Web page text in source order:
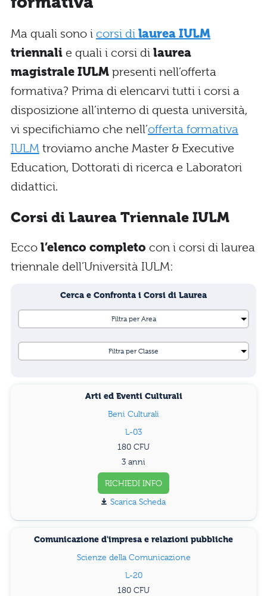
Ma quali sono i corsi di laureaIULM
triennali e quali i corsi di laurea
magistrale IULM presenti nell’offerta
formativa? Prima di elencarvi tutti i corsi a
disposizione all’interno di questa università,
vi specifichiamo che nell’offerta formativa
IULMtroviamo anche Master & Executive
Education, Dottorati di ricerca e Laboratori
didattici.
Corsi di Laurea Triennale IULM
Ecco l’elenco completo con i corsi di laurea
triennale dell’Università IULM:
Cerca e Confronta i Corsi di Laurea
Arti ed Eventi Culturali
Beni Culturali
L-03
180
3 anni
RICHIEDI INFO
Scarica Scheda
Comunicazione d'impresa e relazioni pubbliche
Scienze della Comunicazione
L-20
180